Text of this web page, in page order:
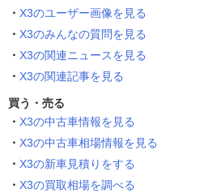
X3のユーザー画像を見る
X3のみんなの質問を見る
X3の関連ニュースを見る
X3の関連記事を見る
買う・売る
X3の中古車情報を見る
X3の中古車相場情報を見る
X3の新車見積りをする
X3の買取相場を調べる